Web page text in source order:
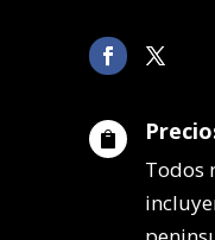

Todos